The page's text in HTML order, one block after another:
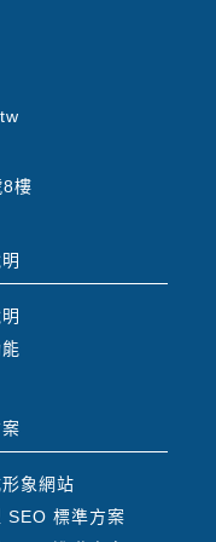
樓
象網站
SEO 標準方案